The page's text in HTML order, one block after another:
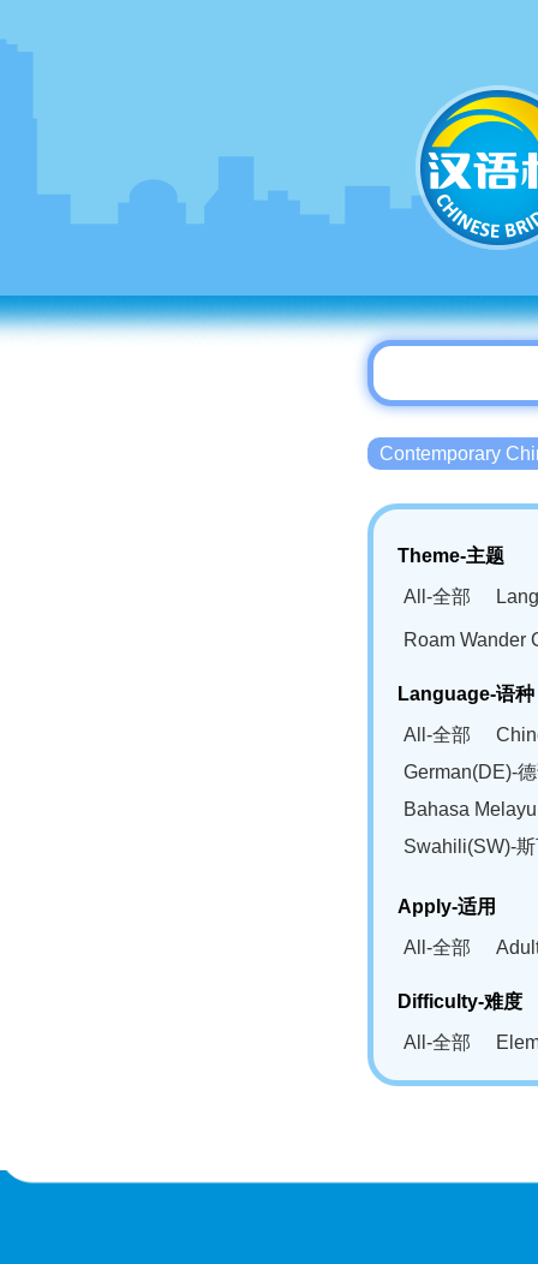
Contemporary
Theme-主题
All-全部
Roam Wander
Language-语种
All-全部
German(DE)-
Bahasa
Swahili(SW)-
Apply-适用
All-全部
Difficulty-难度
All-全部